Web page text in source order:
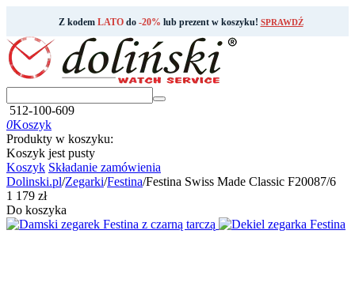
Z kodem LATOdo -20% lub prezent w koszyku! SPRAWDŹ
512-100-609
0Koszyk
Produkty w koszyku:
Koszyk jest pusty
Koszyk Składanie zamówienia
Dolinski.pl/Zegarki/Festina/Festina Swiss Made Classic F20087/6
‍1 179‍ zł
Do koszyka